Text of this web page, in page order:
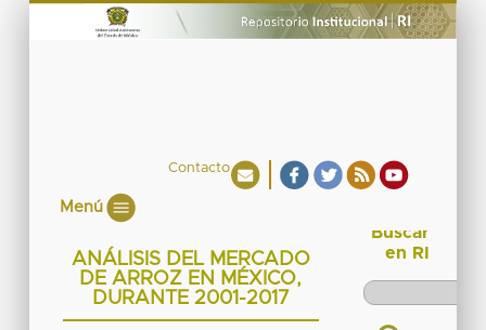
Contacto
Menú
ANÁLISIS DEL MERCADO
DE ARROZ EN MÉXICO,
DURANTE 2001-2017
Buscar
en RI